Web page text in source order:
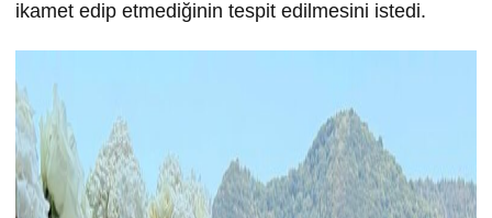
ikamet edip etmediğinin tespit edilmesini istedi.